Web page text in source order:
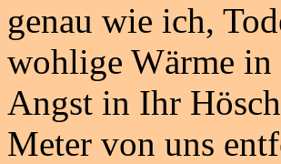
genau wie ich,
wohlige Wärme
Angst in Ihr
Meter von uns